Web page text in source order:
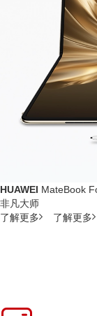
HUAWEI MateBook
非凡大师
了解更多
了解更多